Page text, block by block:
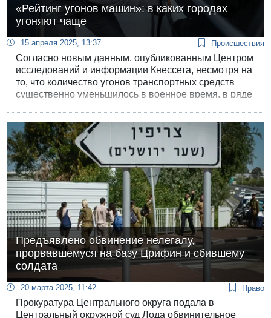
«Рейтинг угонов машин»: в каких городах
угоняют чаще
15 апреля 2025, 13:37 Происшествия
Согласно новым данным, опубликованным Центром
исследований и информации Кнессета, несмотря на
то, что количество угонов транспортных средств
существенно уменьшилось в военное время, в ряде
антирекордов.
Предъявлено обвинение нелегалу,
прорвавшемуся на базу Црифин и сбившему
солдата
20 марта 2025, 11:42 Право
Прокуратура Центрального округа подала в
Центральный окружной суд Лода обвинительное